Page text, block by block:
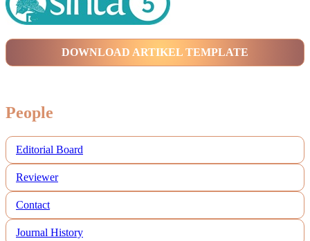
DOWNLOAD ARTIKEL TEMPLATE
People
Editorial Board
Reviewer
Contact
Journal History